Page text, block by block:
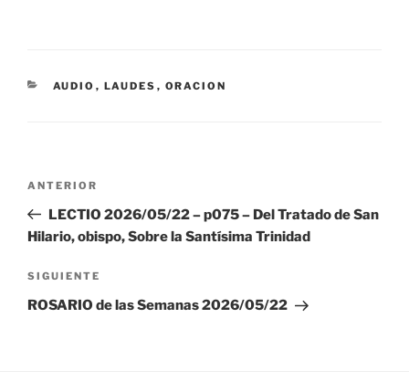
CATEGORÍAS
AUDIO , LAUDES , ORACION
entradas
Entrada
anterior:
ANTERIOR
LECTIO 2026/05/22 – p075 – Del Tratado de San
Hilario, obispo, Sobre la Santísima Trinidad
Siguiente
entrada
SIGUIENTE
ROSARIO de las Semanas 2026/05/22